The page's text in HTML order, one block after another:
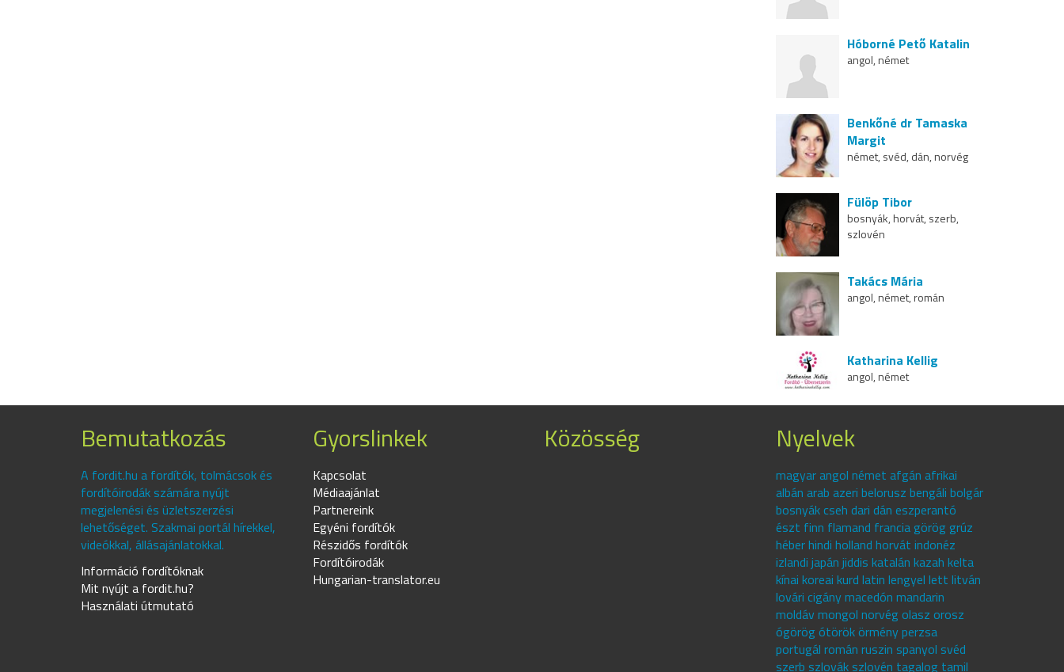
Hóborné Pető Katalin
angol, német
Benkőné dr Tamaska
Margit
német, svéd, dán, norvég
Fülöp Tibor
bosnyák, horvát, szerb,
szlovén
Takács Mária
angol, német, román
Katharina Kellig
angol, német
Bemutatkozás
A fordit.hu a fordítók, tolmácsok és
fordítóirodák számára nyújt
megjelenési és üzletszerzési
lehetőséget. Szakmai portál hírekkel,
videókkal, állásajánlatokkal.
Információ fordítóknak
Mit nyújt a fordit.hu?
Használati útmutató
Gyorslinkek
Kapcsolat
Médiaajánlat
Partnereink
Egyéni fordítók
Részidős fordítók
Fordítóirodák
Hungarian-translator.eu
Közösség Nyelvek
magyar angol német afgán afrikai
albán arab azeri belorusz bengáli bolgár
bosnyák cseh dari dán eszperantó
észt finn flamand francia görög grúz
héber hindi holland horvát indonéz
izlandi japán jiddis katalán kazah kelta
kínai koreai kurd latin lengyel lett litván
lovári cigány macedón mandarin
moldáv mongol norvég olasz orosz
ógörög ótörök örmény perzsa
portugál román ruszin spanyol svéd
szerb szlovák szlovén tagalog tamil